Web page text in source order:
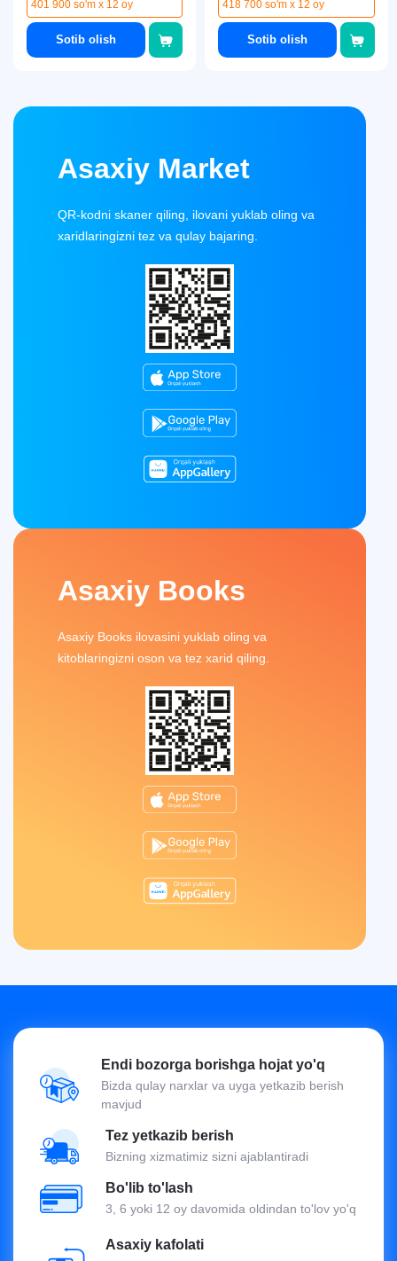
401 900 so'm x 12 oy
Sotib olish
418 700 so'm x 12 oy
Sotib olish
Asaxiy Market
QR-kodni skaner qiling, ilovani yuklab oling va
xaridlaringizni tez va qulay bajaring.
Asaxiy Books
Asaxiy Books ilovasini yuklab oling va
kitoblaringizni oson va tez xarid qiling.
Endi bozorga borishga hojat yo'q
Bizda qulay narxlar va uyga yetkazib berish
mavjud
Tez yetkazib berish
Bizning xizmatimiz sizni ajablantiradi
Bo'lib to'lash
3, 6 yoki 12 oy davomida oldindan to'lov yo'q
Asaxiy kafolati